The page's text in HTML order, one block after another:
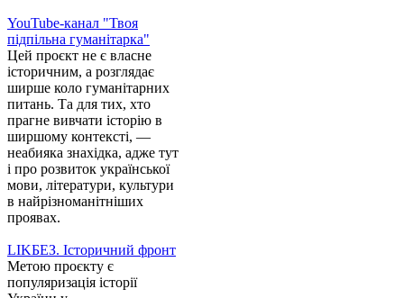
YouTube-канал "Твоя
підпільна гуманітарка"
Цей проєкт не є власне
історичним, а розглядає
ширше коло гуманітарних
питань. Та для тих, хто
прагне вивчати історію в
ширшому контексті, —
неабияка знахідка, адже тут
і про розвиток української
мови, літератури, культури
в найрізноманітніших
проявах.
LIKБЕЗ. Історичний фронт
Метою проєкту є
популяризація історії